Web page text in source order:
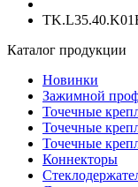
Каталог продукции
Новинки
Зажимной
Точечные
Точечные
Точечные
Коннекторы